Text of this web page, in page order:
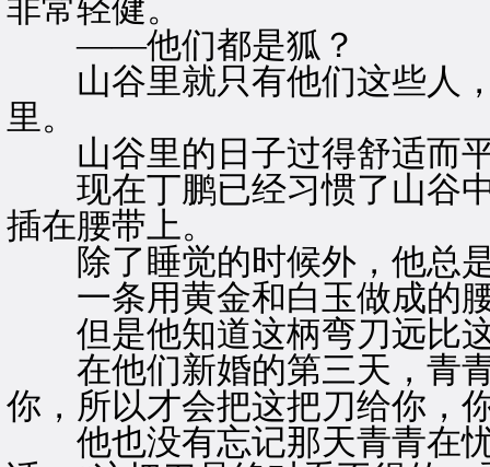
非常轻健。
——他们都是狐？
山谷里就只有他们这些人，
里。
山谷里的日子过得舒适而
现在丁鹏已经习惯了山谷中
插在腰带上。
除了睡觉的时候外，他总是
一条用黄金和白玉做成的
但是他知道这柄弯刀远比
在他们新婚的第三天，青青
你，所以才会把这把刀给你，
他也没有忘记那天青青在忧